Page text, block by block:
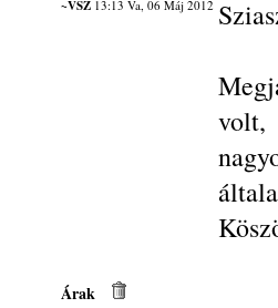
~VSZ13:13 Va, 06 Máj 2012
volt,
Árak